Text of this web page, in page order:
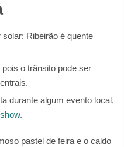
Ribeirão é quente
o trânsito pode ser
durante algum evento local,
.
pastel de feira e o caldo